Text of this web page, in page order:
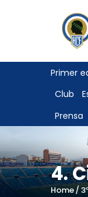
Primer
Club
Prensa
4.
Home